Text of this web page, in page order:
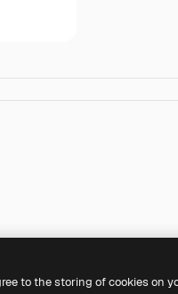
to the storing of cookies on